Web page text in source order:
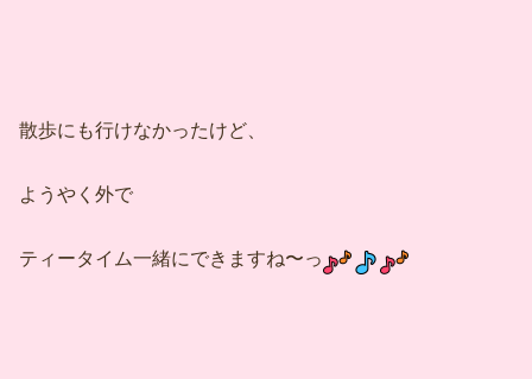
散歩にも行けなかったけど、
ようやく外で
ティータイム一緒にできますね〜っ